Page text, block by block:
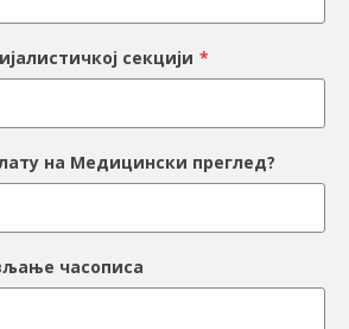
секцији *
на Медицински преглед?
часописа